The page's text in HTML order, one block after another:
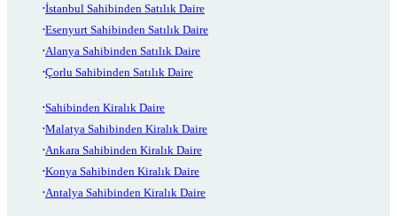
İstanbul Sahibinden Satılık Daire
Esenyurt Sahibinden Satılık Daire
Alanya Sahibinden Satılık Daire
Çorlu Sahibinden Satılık Daire
Sahibinden Kiralık Daire
Malatya Sahibinden Kiralık Daire
Ankara Sahibinden Kiralık Daire
Konya Sahibinden Kiralık Daire
Antalya Sahibinden Kiralık Daire